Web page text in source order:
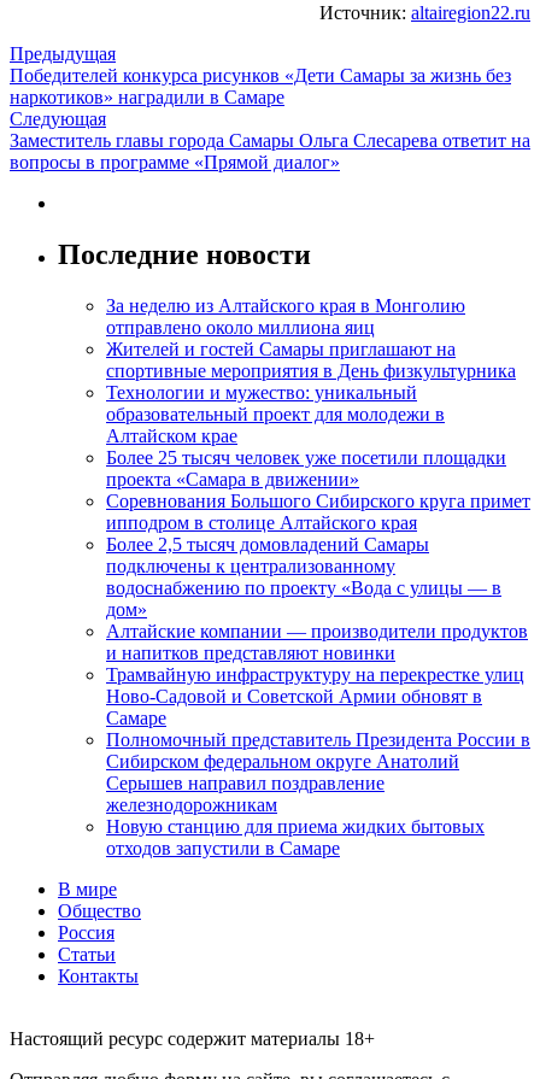
Источник: altairegion22.ru
Предыдущая
Победителей конкурса рисунков «Дети Самары за жизнь без
наркотиков» наградили в Самаре
Следующая
Заместитель главы города Самары Ольга Слесарева ответит на
вопросы в программе «Прямой диалог»
Последние новости
За неделю из Алтайского края в Монголию
отправлено около миллиона яиц
Жителей и гостей Самары приглашают на
спортивные мероприятия в День физкультурника
Технологии и мужество: уникальный
образовательный проект для молодежи в
Алтайском крае
Более 25 тысяч человек уже посетили площадки
проекта «Самара в движении»
Соревнования Большого Сибирского круга примет
ипподром в столице Алтайского края
Более 2,5 тысяч домовладений Самары
подключены к централизованному
водоснабжению по проекту «Вода с улицы — в
дом»
Алтайские компании — производители продуктов
и напитков представляют новинки
Трамвайную инфраструктуру на перекрестке улиц
Ново-Садовой и Советской Армии обновят в
Самаре
Полномочный представитель Президента России в
Сибирском федеральном округе Анатолий
Серышев направил поздравление
железнодорожникам
Новую станцию для приема жидких бытовых
отходов запустили в Самаре
В мире
Общество
Россия
Статьи
Контакты
Настоящий ресурс содержит материалы 18+